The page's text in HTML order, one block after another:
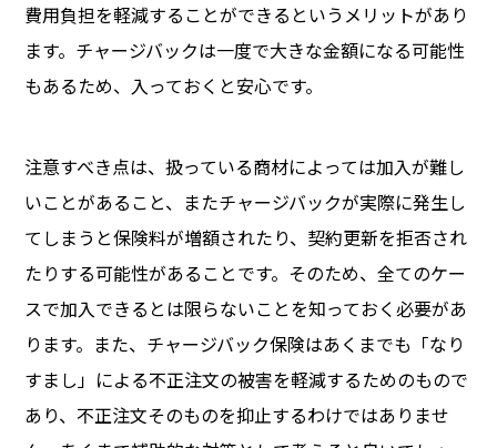
費用負担を軽減することができるというメリットがあり
ます。チャージバックは一度で大きな金額になる可能性
もあるため、入っておくと安心です。
注意すべき点は、扱っている商材によっては加入が難し
いことがあること、またチャージバックが実際に発生し
てしまうと保険料が増額されたり、契約更新を拒否され
たりする可能性があることです。そのため、全てのケー
スで加入できるとは限らないことを知っておく必要があ
ります。また、チャージバック保険はあくまでも「なり
すまし」による不正注文の被害を軽減するためのもので
あり、不正注文そのものを抑止するわけではありませ